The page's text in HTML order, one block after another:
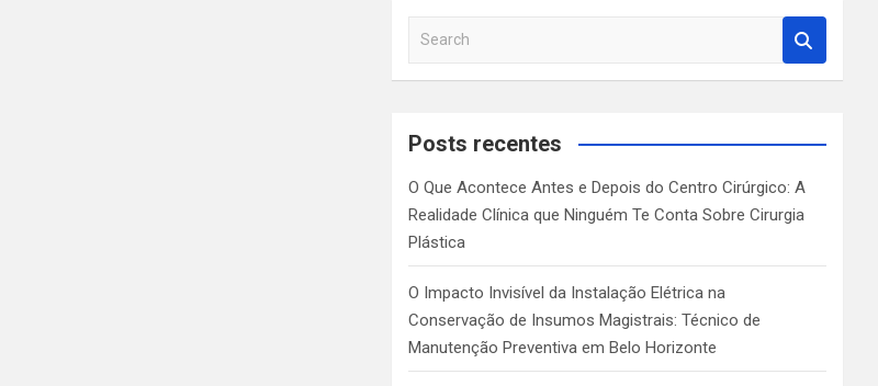
a
c
Posts recentes
O Que Acontece Antes e Depois do Centro Cirúrgico: A
Realidade Clínica que Ninguém Te Conta Sobre Cirurgia
Plástica
O Impacto Invisível da Instalação Elétrica na
Conservação de Insumos Magistrais: Técnico de
Manutenção Preventiva em Belo Horizonte